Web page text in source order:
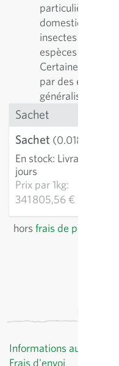
particulièrement
domestiques et
insectes
espèces
Certaines
par des espèces
généralistes.
Sachet
Sachet (0.018 g)
En stock: Livraison 3-5
jours
Prix par1kg:
341 805,56 €
hors frais de port
Informations au client
Frais d'envoi